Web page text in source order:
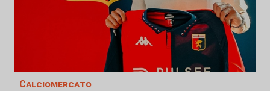
Calciomercato